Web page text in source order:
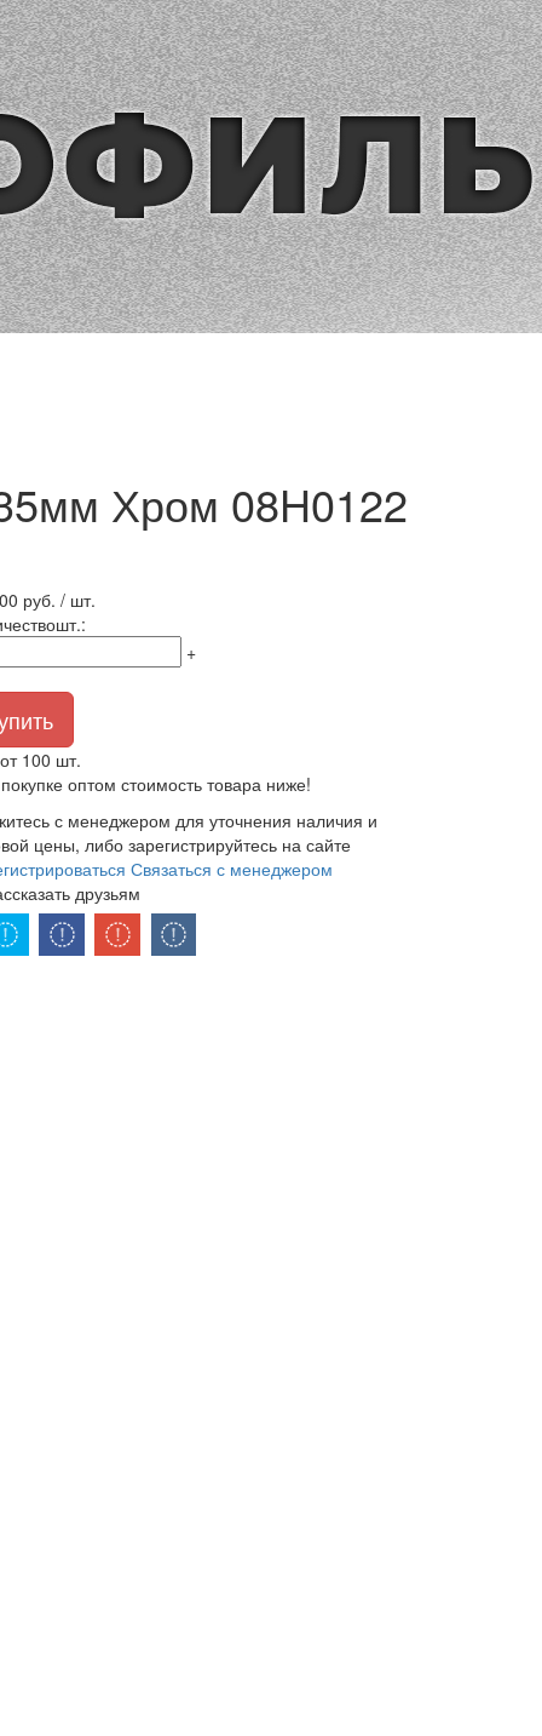
Хром 08H0122
руб. / шт.
шт.:
+
100 шт.
оптом стоимость товара ниже!
с менеджером для уточнения наличия и
цены, либо зарегистрируйтесь на сайте
Связаться с менеджером
друзьям